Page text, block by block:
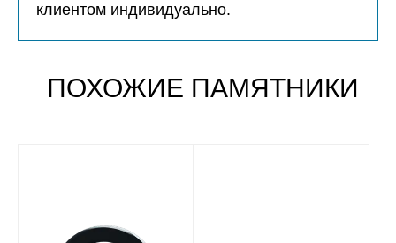
клиентом индивидуально.
ПОХОЖИЕ ПАМЯТНИКИ